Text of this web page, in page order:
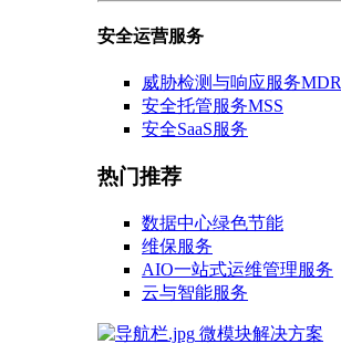
安全运营服务
威胁检测与响应服务MDR
安全托管服务MSS
安全SaaS服务
热门推荐
数据中心绿色节能
维保服务
AIO一站式运维管理服务
云与智能服务
微模块解决方案